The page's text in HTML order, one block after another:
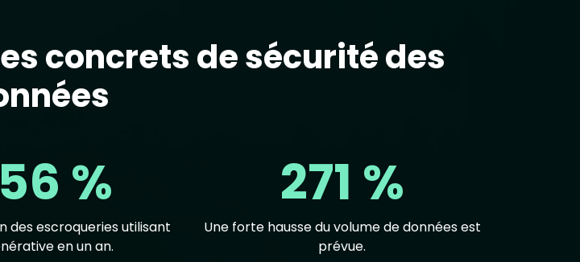
concrets de sécurité des
%
des escroqueries utilisant
en un an.
271 %
Une forte hausse du volume de données est
prévue.